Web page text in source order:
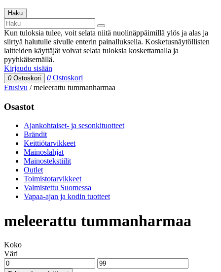
Haku
Kun tuloksia tulee, voit selata niitä nuolinäppäimillä ylös ja alas ja
siirtyä halutulle sivulle enterin painalluksella. Kosketusnäytöllisten
laitteiden käyttäjät voivat selata tuloksia koskettamalla ja
pyyhkäisemällä.
Kirjaudu sisään
0 Ostoskori 0 Ostoskori
Etusivu /meleerattu tummanharmaa
Osastot
Ajankohtaiset- ja sesonkituotteet
Brändit
Keittiötarvikkeet
Mainoslahjat
Mainostekstiilit
Outlet
Toimistotarvikkeet
Valmistettu Suomessa
Vapaa-ajan ja kodin tuotteet
meleerattu tummanharmaa
Koko
Väri